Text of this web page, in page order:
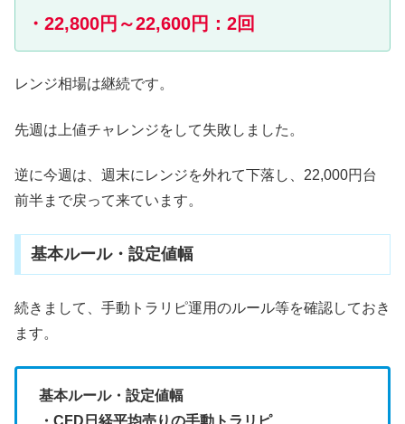
・22,800円～22,600円：2回
レンジ相場は継続です。
先週は上値チャレンジをして失敗しました。
逆に今週は、週末にレンジを外れて下落し、22,000円台
前半まで戻って来ています。
基本ルール・設定値幅
続きまして、手動トラリピ運用のルール等を確認しておき
ます。
基本ルール・設定値幅